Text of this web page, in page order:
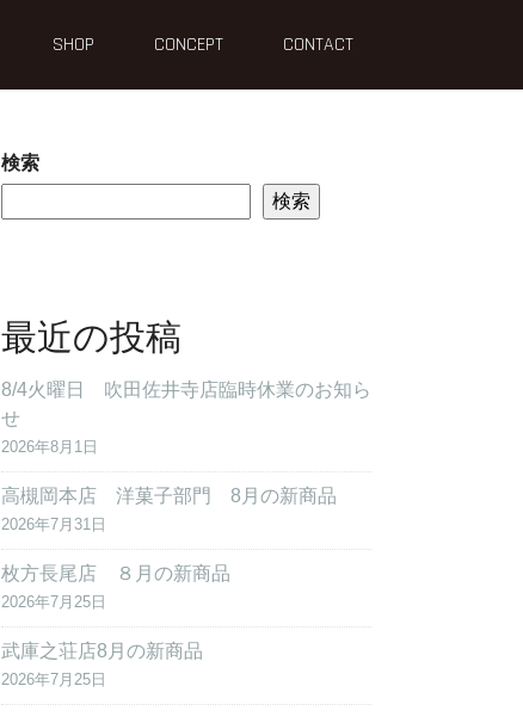
SHOP CONCEPT CONTACT
検索
検索
最近の投稿
8/4火曜日 吹田佐井寺店臨時休業のお知ら
せ
2026年8月1日
高槻岡本店 洋菓子部門 8月の新商品
2026年7月31日
枚方長尾店 ８月の新商品
2026年7月25日
武庫之荘店8月の新商品
2026年7月25日